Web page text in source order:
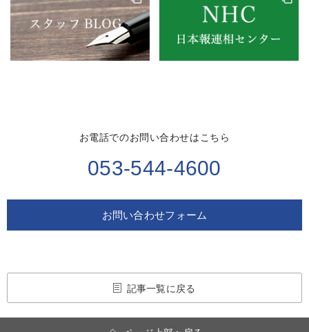
お電話でのお問い合わせはこちら
053-544-4600
お問い合わせフォーム
記事一覧に戻る